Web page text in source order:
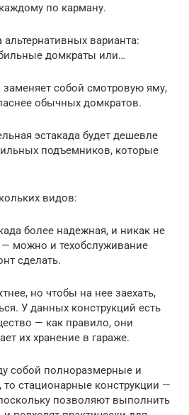
по карману.
альтернативных варианта:
домкраты или…
заменяет собой смотровую яму,
обычных домкратов.
эстакада будет дешевле
подъемников, которые
видов:
более надежная, и никак не
— можно и техобслуживание
сделать.
но чтобы на нее заехать,
У данных конструкций есть
— как правило, они
их хранение в гараже.
собой полноразмерные и
стационарные конструкции —
позволяют выполнить